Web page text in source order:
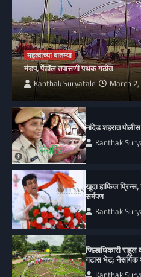
महत्वाच्या बातम्या
मंडप, पेंडॉल तपासणी पथक गठीत
Kanthak Suryatale March
नांदेड शहरात
Kanthak
खुदा हाफिज
सर्मपण
Kanthak
जिल्हाधिकारी
गटास भेट;